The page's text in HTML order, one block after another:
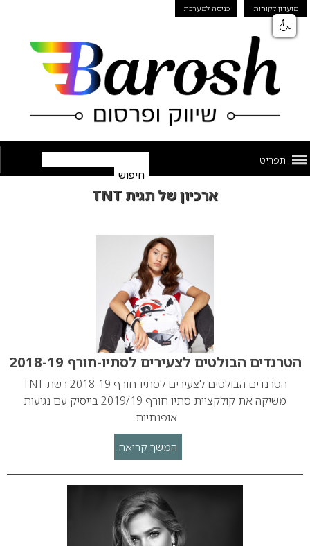
מועדון לקוחות כניסה למערכת
תפריט
ארכיון של תגית TNT
הטרנדים הבולטים לצעירים לסתיו-חורף 2018-19
הטרנדים הבולטים לצעירים לסתיו-חורף 2018-19 רשת TNT
משיקה את קולקציית סתיו חורף 2019/19 בייסיק עם נגיעות
אופנתיות.
המשך קריאה